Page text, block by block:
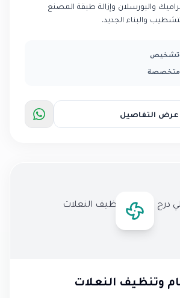
والبورسلان وإزالة طبقة المصنع
والبناء الجديد.
متخصصة
عرض التفاصيل
وتنظيف النعلات